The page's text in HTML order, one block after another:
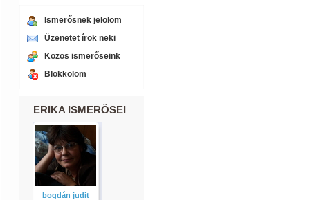
Ismerősnek jelölöm
Üzenetet írok neki
Közös ismerőseink
Blokkolom
ERIKA ISMERŐSEI
bogdán judit